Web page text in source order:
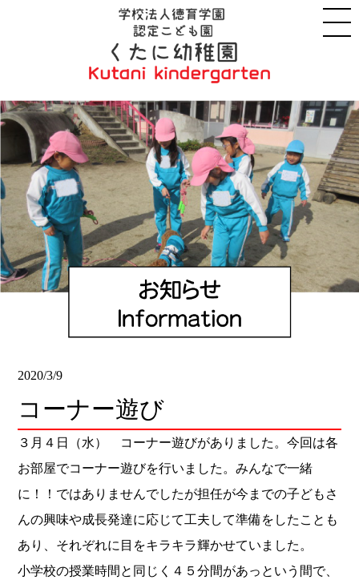
2020/3/9
コーナー遊び
３月４日（水） コーナー遊びがありました。今回は各
お部屋でコーナー遊びを行いました。みんなで一緒
に！！ではありませんでしたが担任が今までの子どもさ
んの興味や成長発達に応じて工夫して準備をしたことも
あり、それぞれに目をキラキラ輝かせていました。
小学校の授業時間と同じく４５分間があっという間で、